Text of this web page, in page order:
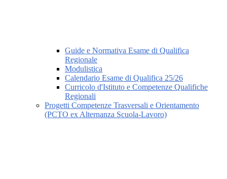
Guide e Normativa Esame di Qualifica
Regionale
Modulistica
Calendario Esame di Qualifica 25/26
Curricolo d'Istituto e Competenze Qualifiche
Regionali
Progetti Competenze Trasversali e Orientamento
(PCTO ex Alternanza Scuola-Lavoro)